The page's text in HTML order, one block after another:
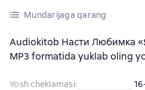
Mundarijaga qarang
Audiokitob Насти Любимка
MP3 formatida yuklab oling
Yosh cheklamasi: